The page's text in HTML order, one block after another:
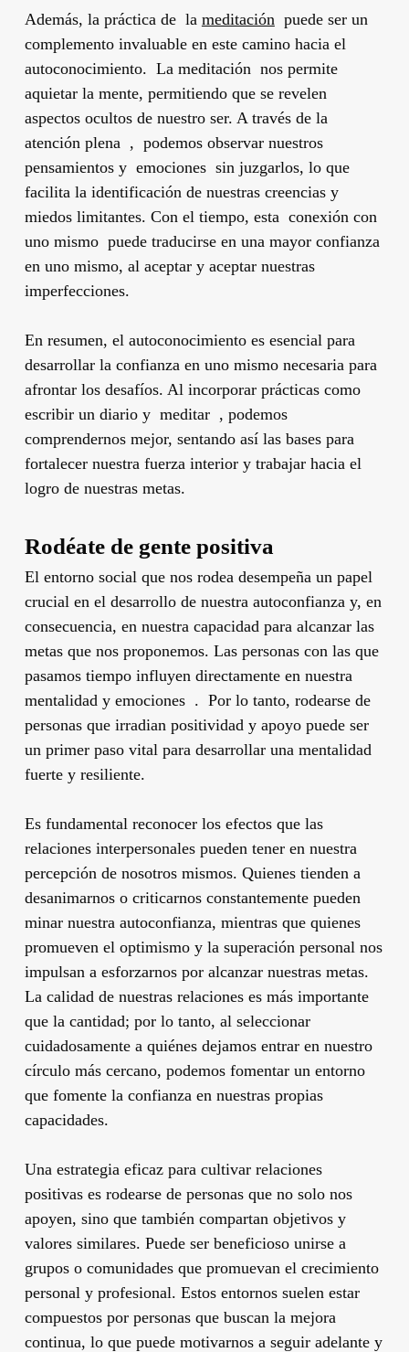
Además, la práctica de la meditación puede ser un
complemento invaluable en este camino hacia el
autoconocimiento. La meditación nos permite
aquietar la mente, permitiendo que se revelen
aspectos ocultos de nuestro ser. A través de la
atención plena , podemos observar nuestros
pensamientos y emociones sin juzgarlos, lo que
facilita la identificación de nuestras creencias y
miedos limitantes. Con el tiempo, esta conexión con
uno mismo puede traducirse en una mayor confianza
en uno mismo, al aceptar y aceptar nuestras
imperfecciones.
En resumen, el autoconocimiento es esencial para
desarrollar la confianza en uno mismo necesaria para
afrontar los desafíos. Al incorporar prácticas como
escribir un diario y meditar , podemos
comprendernos mejor, sentando así las bases para
fortalecer nuestra fuerza interior y trabajar hacia el
logro de nuestras metas.
Rodéate de gente positiva
El entorno social que nos rodea desempeña un papel
crucial en el desarrollo de nuestra autoconfianza y, en
consecuencia, en nuestra capacidad para alcanzar las
metas que nos proponemos. Las personas con las que
pasamos tiempo influyen directamente en nuestra
mentalidad y emociones . Por lo tanto, rodearse de
personas que irradian positividad y apoyo puede ser
un primer paso vital para desarrollar una mentalidad
fuerte y resiliente.
Es fundamental reconocer los efectos que las
relaciones interpersonales pueden tener en nuestra
percepción de nosotros mismos. Quienes tienden a
desanimarnos o criticarnos constantemente pueden
minar nuestra autoconfianza, mientras que quienes
promueven el optimismo y la superación personal nos
impulsan a esforzarnos por alcanzar nuestras metas.
La calidad de nuestras relaciones es más importante
que la cantidad; por lo tanto, al seleccionar
cuidadosamente a quiénes dejamos entrar en nuestro
círculo más cercano, podemos fomentar un entorno
que fomente la confianza en nuestras propias
capacidades.
Una estrategia eficaz para cultivar relaciones
positivas es rodearse de personas que no solo nos
apoyen, sino que también compartan objetivos y
valores similares. Puede ser beneficioso unirse a
grupos o comunidades que promuevan el crecimiento
personal y profesional. Estos entornos suelen estar
compuestos por personas que buscan la mejora
continua, lo que puede motivarnos a seguir adelante y